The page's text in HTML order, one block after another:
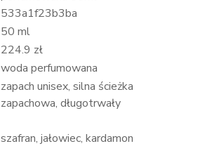
533a1f23b3ba
50 ml
224.9 zł
woda perfumowana
zapach unisex, silna ścieżka
zapachowa, długotrwały
szafran, jałowiec, kardamon